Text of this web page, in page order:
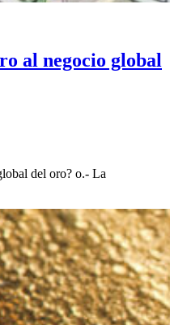
al negocio global
del oro? o.- La